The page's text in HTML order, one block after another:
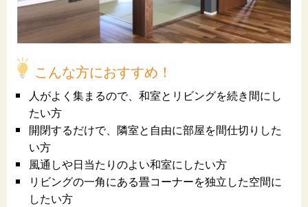
こんな方におすすめ！
人がよく集まるので、和室とリビングを続き間にし
たい方
開閉するだけで、隣室と自由に部屋を間仕切りした
い方
風通しや日当たりのよい和室にしたい方
リビングの一角にある畳コーナーを独立した空間に
したい方